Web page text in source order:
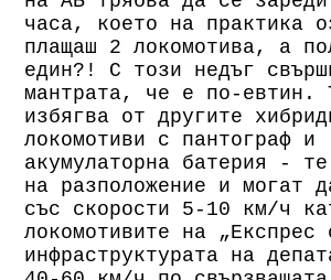
часа, което на практика
плащаш 2 локомотива, а
един?! С този недъг
мантрата, че е по-евтин.
избягва от другите
локомотиви с пантограф и
акумулаторна батерия -
на разположение и могат
със скорости 5-10 км/ч
локомотивите на „Експрес
инфраструктурата на